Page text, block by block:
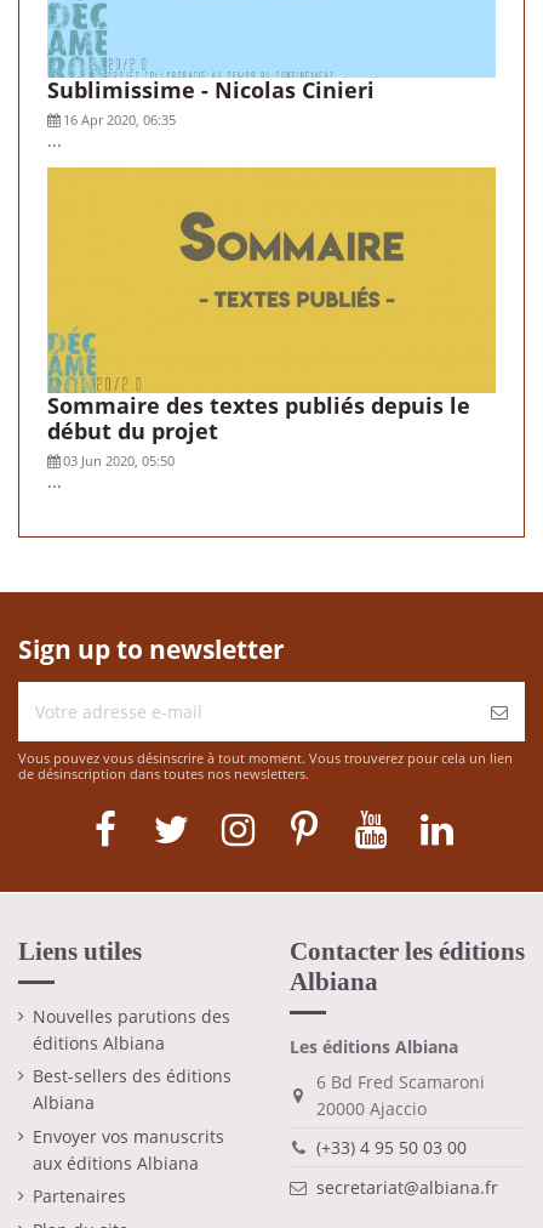
Sublimissime - Nicolas Cinieri
16 Apr 2020, 06:35
...
Sommaire des textes publiés depuis le
début du projet
03 Jun 2020, 05:50
...
Sign up to newsletter
Vous pouvez vous désinscrire à tout moment. Vous trouverez pour cela un lien
de désinscription dans toutes nos newsletters.
Liens utiles
Nouvelles parutions des
éditions Albiana
Best-sellers des éditions
Albiana
Envoyer vos manuscrits
aux éditions Albiana
Partenaires
Contacter les éditions
Albiana
Les éditions Albiana
6 Bd Fred Scamaroni
20000 Ajaccio
(+33) 4 95 50 03 00
secretariat@albiana.fr